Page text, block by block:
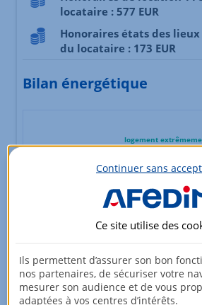
locataire : 577 EUR
Honoraires états des lieux
du locataire : 173 EUR
Bilan énergétique
logement
B
C
émissions
5*
kg CO2/m².an
E
F
Continuer sans
Ce site utilise des
Ils permettent d’assurer son bon
nos partenaires, de sécuriser votre
mesurer son audience et de vous
adaptées à vos centres d’intérêts.